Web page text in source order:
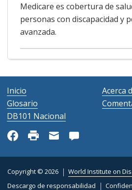
Medicare es cobertura de
personas con discapacidad y
avanzada.
Inicio
Acerca
Glosario
DB101 Nacional
Copyright © 2026
World Institute on
Descargo de responsabilidad